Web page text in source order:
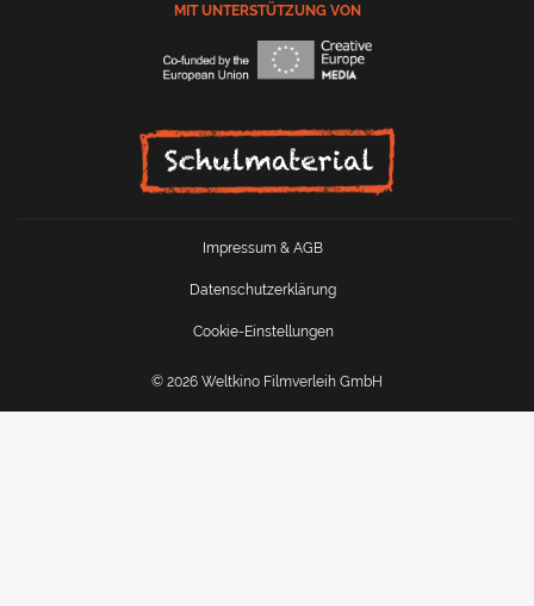
MIT UNTERSTÜTZUNG VON
Impressum & AGB
Datenschutzerklärung
Cookie-Einstellungen
© 2026 Weltkino Filmverleih GmbH